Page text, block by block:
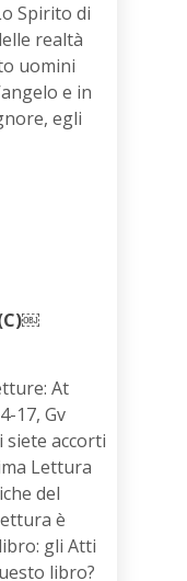
Spirito di
realtà
uomini
e in
egli
(C)￼
At
17, Gv
siete accorti
Lettura
del
è
gli Atti
libro?